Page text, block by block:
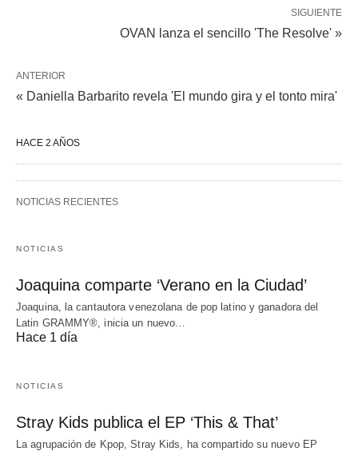
SIGUIENTE
OVAN lanza el sencillo 'The Resolve' »
ANTERIOR
« Daniella Barbarito revela 'El mundo gira y el tonto mira'
HACE 2 AÑOS
NOTICIAS RECIENTES
NOTICIAS
Joaquina comparte ‘Verano en la Ciudad’
Joaquina, la cantautora venezolana de pop latino y ganadora del
Latin GRAMMY®, inicia un nuevo…
Hace 1 día
NOTICIAS
Stray Kids publica el EP ‘This & That’
La agrupación de Kpop, Stray Kids, ha compartido su nuevo EP